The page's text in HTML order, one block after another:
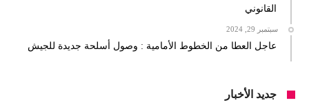
القانوني
سبتمبر 29, 2024
عاجل العطا من الخطوط الأمامية : وصول أسلحة جديدة للجيش
جديد الأخبار